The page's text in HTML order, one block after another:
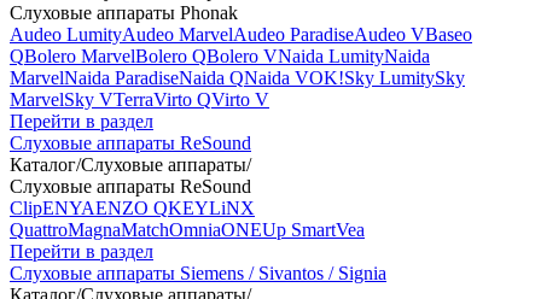
Слуховые аппараты Phonak
Audeo LumityAudeo MarvelAudeo ParadiseAudeo VBaseo
QBolero MarvelBolero QBolero VNaida LumityNaida
MarvelNaida ParadiseNaida QNaida VOK!Sky LumitySky
MarvelSky VTerraVirto QVirto V
Перейти в раздел
Слуховые аппараты ReSound
Каталог/Слуховые аппараты/
Слуховые аппараты ReSound
ClipENYAENZO QKEYLiNX
QuattroMagnaMatchOmniaONEUp SmartVea
Перейти в раздел
Слуховые аппараты Siemens / Sivantos / Signia
Каталог/Слуховые аппараты/